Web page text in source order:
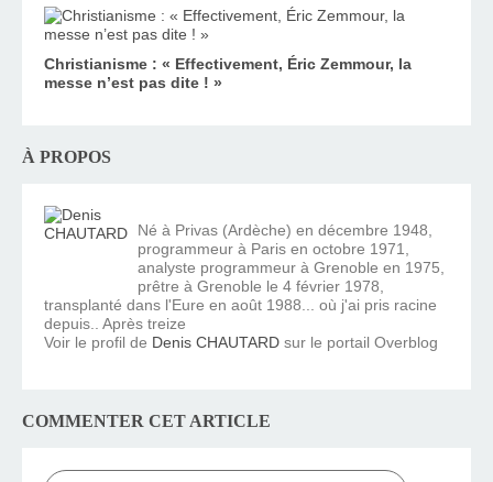
Christianisme : « Effectivement, Éric Zemmour, la
messe n’est pas dite ! »
À PROPOS
Né à Privas (Ardèche) en décembre 1948,
programmeur à Paris en octobre 1971,
analyste programmeur à Grenoble en 1975,
prêtre à Grenoble le 4 février 1978,
transplanté dans l'Eure en août 1988... où j'ai pris racine
depuis.. Après treize
Voir le profil de Denis CHAUTARD sur le portail Overblog
COMMENTER CET ARTICLE